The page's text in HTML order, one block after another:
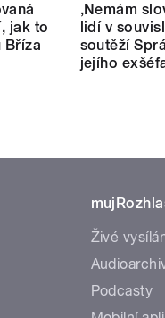
jak to
Bříza
‚Nemám
lidí v
soutěží
jejího
Živé
Podcasty